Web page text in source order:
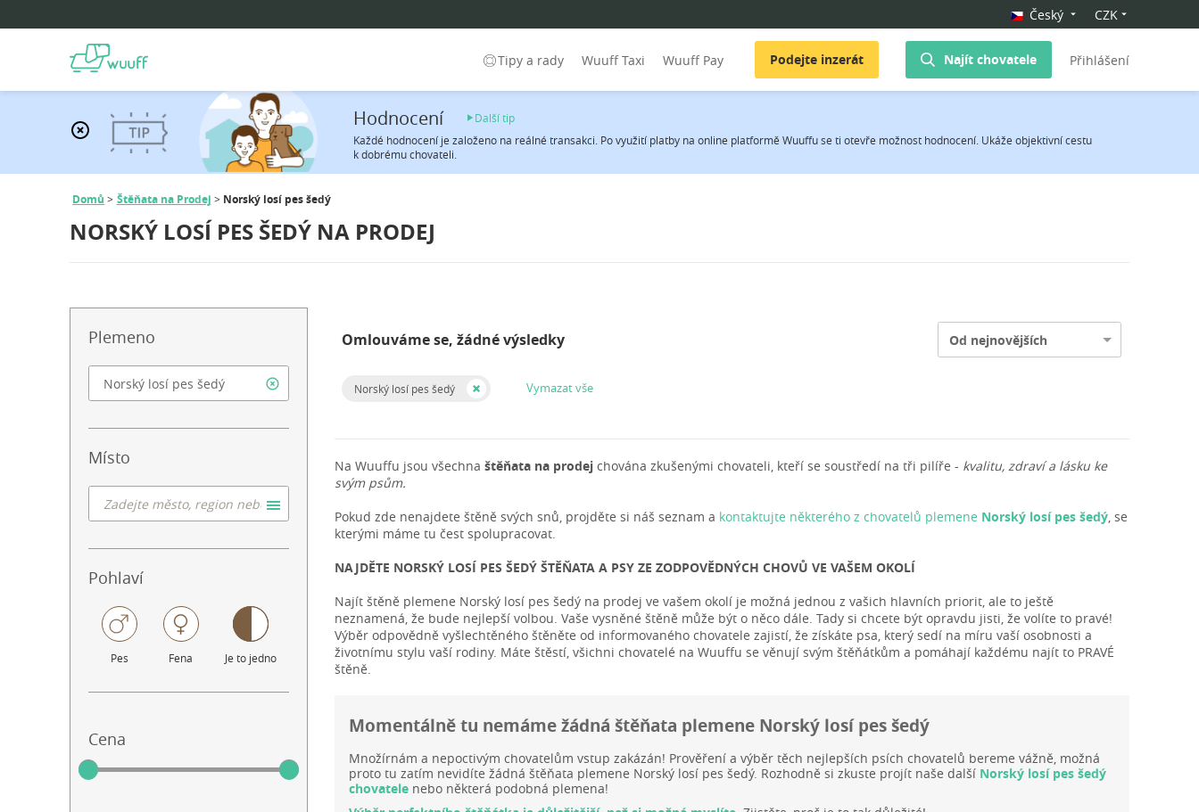
Český CZK
Tipy a rady Wuuff Taxi Wuuff Pay Podejte inzerát Najít chovatele Přihlášení
Hodnocení
Další tip
Každé hodnocení je založeno na reálné transakci. Po využití platby na online platformě Wuuffu se ti otevře možnost hodnocení. Ukáže objektivní cestu
k dobrému chovateli.
Domů Štěňata na Prodej Norský losí pes šedý
NORSKÝ LOSÍ PES ŠEDÝ NA PRODEJ
Plemeno
Místo
Pohlaví
Pes Fena Je to jedno
Cena
Omlouváme se, žádné výsledky Od nejnovějších
Norský losí pes šedý Vymazat vše
Na Wuuffu jsou všechna štěňata na prodej chována zkušenými chovateli, kteří se soustředí na tři pilíře - kvalitu, zdraví a lásku ke
svým psům.
Pokud zde nenajdete štěně svých snů, projděte si náš seznam a kontaktujte některého z chovatelů plemene Norský losí pes šedý, se
kterými máme tu čest spolupracovat.
NAJDĚTE NORSKÝ LOSÍ PES ŠEDÝ ŠTĚŇATA A PSY ZE ZODPOVĚDNÝCH CHOVŮ VE VAŠEM OKOLÍ
Najít štěně plemene Norský losí pes šedý na prodej ve vašem okolí je možná jednou z vašich hlavních priorit, ale to ještě
neznamená, že bude nejlepší volbou. Vaše vysněné štěně může být o něco dále. Tady si chcete být opravdu jisti, že volíte to pravé!
Výběr odpovědně vyšlechtěného štěněte od informovaného chovatele zajistí, že získáte psa, který sedí na míru vaší osobnosti a
životnímu stylu vaší rodiny. Máte štěstí, všichni chovatelé na Wuuffu se věnují svým štěňátkům a pomáhají každému najít to PRAVÉ
štěně.
Momentálně tu nemáme žádná štěňata plemene Norský losí pes šedý
Množírnám a nepoctivým chovatelům vstup zakázán! Prověření a výběr těch nejlepších psích chovatelů bereme vážně, možná
proto tu zatím nevidíte žádná štěňata plemene Norský losí pes šedý. Rozhodně si zkuste projít naše další Norský losí pes šedý
chovatele nebo některá podobná plemena!